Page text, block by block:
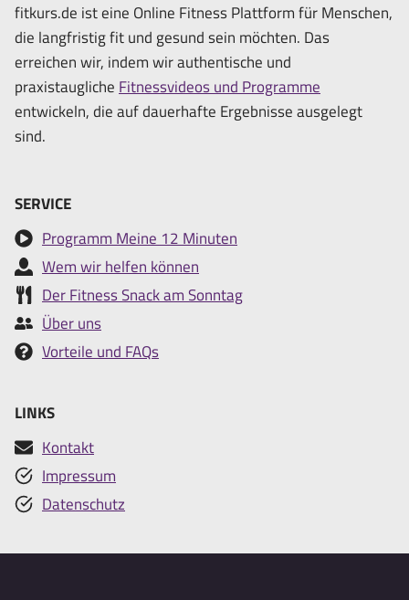
fitkurs.de ist eine Online Fitness Plattform für Menschen,
die langfristig fit und gesund sein möchten. Das
erreichen wir, indem wir authentische und
praxistaugliche Fitnessvideos und Programme
entwickeln, die auf dauerhafte Ergebnisse ausgelegt
sind.
SERVICE
Programm Meine 12 Minuten
Wem wir helfen können
Der Fitness Snack am Sonntag
Über uns
Vorteile und FAQs
LINKS
Kontakt
Impressum
Datenschutz